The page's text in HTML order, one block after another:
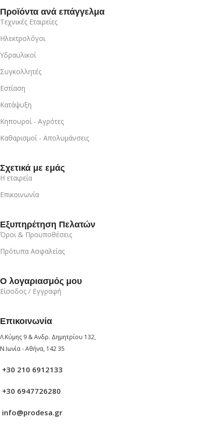
Προϊόντα ανά επάγγελμα
Τεχνικές Εταιρείες
Ηλεκτρολόγοι
Υδραυλικοί
Συγκολλητές
Εστίαση
Κατάψυξη
Κηπουροί - Αγρότες
Καθαρισμοί - Απολυμάνσεις
Σχετικά με εμάς
Η εταιρεία
Επικοινωνία
Εξυπηρέτηση Πελατών
Όροι & Προυποθέσεις
Πρότυπα Ασφαλείας
Ο λογαριασμός μου
Είσοδος / Εγγραφή
Επικοινωνία
Λ.Κύμης 9 & Ανδρ. Δημητρίου 132,
Ν.Ιωνία - Αθήνα, 142 35
+30 210 6912133
+30 6947726280
info@prodesa.gr